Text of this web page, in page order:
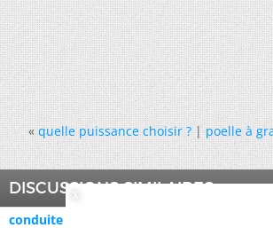
« quelle puissance choisir ?|poelle à
DISCUSSIONS SIMILAIRES
conduite de circulation d'air et ventilateur